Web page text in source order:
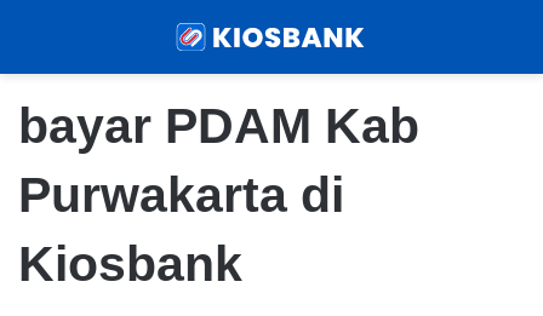
bayar PDAM Kab
Purwakarta di
Kiosbank